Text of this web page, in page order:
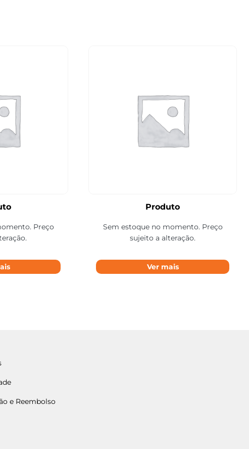
Preço
Produto
Sem estoque no momento. Preço
sujeito a alteração.
Ver mais
e Reembolso